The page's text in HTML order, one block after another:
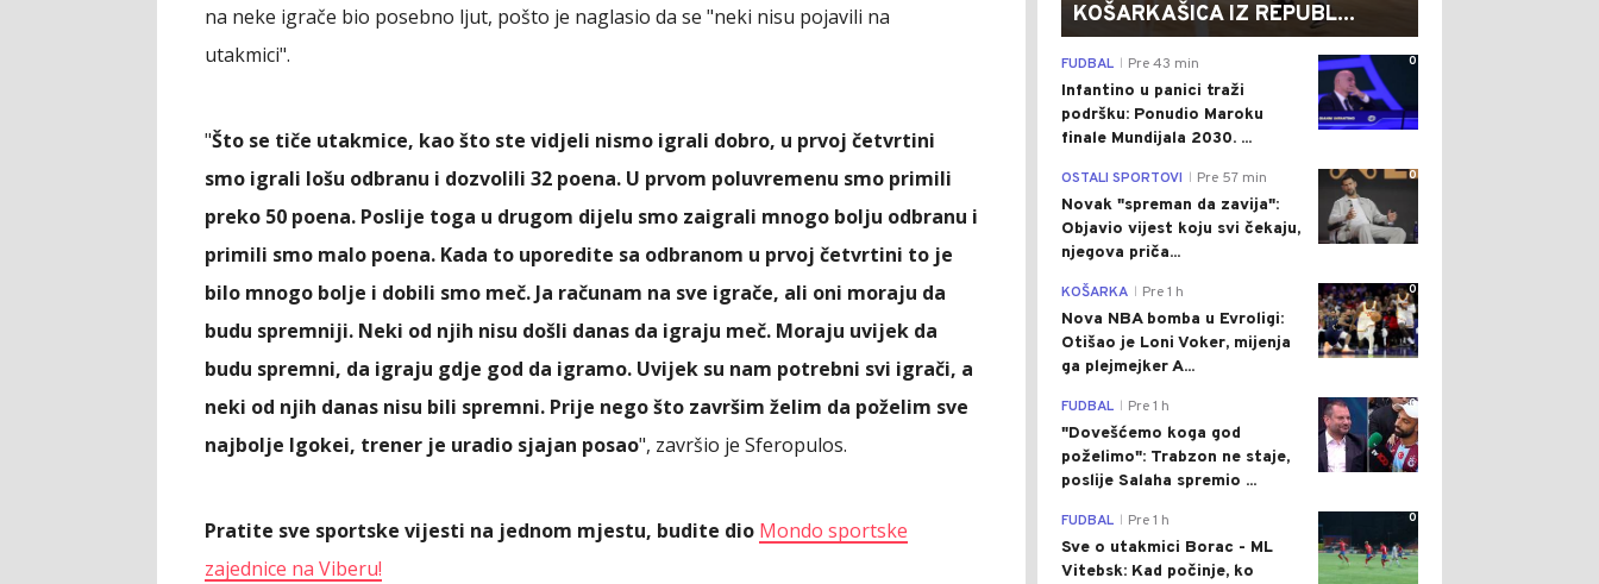
na neke igrače bio posebno ljut, pošto je naglasio da se "neki nisu pojavili na
utakmici".
"Što se tiče utakmice, kao što ste vidjeli nismo igrali dobro, u prvoj četvrtini
smo igrali lošu odbranu i dozvolili 32 poena. U prvom poluvremenu smo primili
preko 50 poena. Poslije toga u drugom dijelu smo zaigrali mnogo bolju odbranu i
primili smo malo poena. Kada to uporedite sa odbranom u prvoj četvrtini to je
bilo mnogo bolje i dobili smo meč. Ja računam na sve igrače, ali oni moraju da
budu spremniji. Neki od njih nisu došli danas da igraju meč. Moraju uvijek da
budu spremni, da igraju gdje god da igramo. Uvijek su nam potrebni svi igrači, a
neki od njih danas nisu bili spremni. Prije nego što završim želim da poželim sve
najbolje Igokei, trener je uradio sjajan posao", završio je Sferopulos.
Pratite sve sportske vijesti na jednom mjestu, budite dio Mondo sportske
zajednice na Viberu!
KOŠARKAŠICA IZ REPUBL...
0
FUDBAL Pre 43 min
Infantino u panici traži
podršku: Ponudio Maroku
finale Mundijala 2030. ...
0
OSTALI SPORTOVI Pre 57 min
Novak "spreman da zavija":
Objavio vijest koju svi čekaju,
njegova priča...
0
KOŠARKA Pre 1 h
Nova NBA bomba u Evroligi:
Otišao je Loni Voker, mijenja
ga plejmejker A...
0
FUDBAL Pre 1 h
"Dovešćemo koga god
poželimo": Trabzon ne staje,
poslije Salaha spremio ...
0
FUDBAL Pre 1 h
Sve o utakmici Borac - ML
Vitebsk: Kad počinje, ko